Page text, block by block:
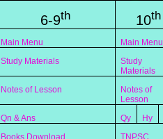
6-9th 10th
Main Menu Main Menu
Study Materials
Study
Materials
Notes of Lesson
Notes of
Lesson
Qn & Ans Qy Hy
Books Download
TNPSC